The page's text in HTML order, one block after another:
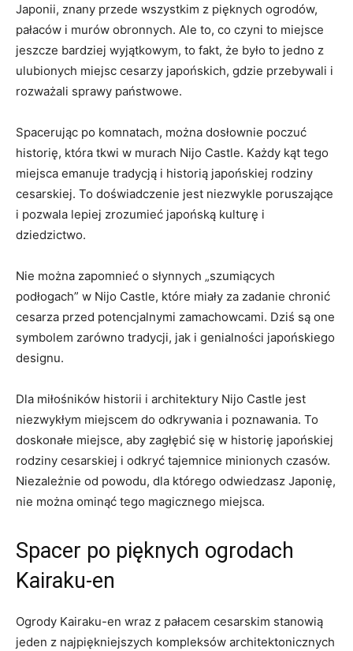
Japonii, znany przede wszystkim z pięknych ogrodów,
pałaców i murów⁤ obronnych. Ale to, co czyni to miejsce
jeszcze bardziej wyjątkowym, ‍to fakt, że było to jedno ⁢z
ulubionych miejsc cesarzy japońskich, gdzie ⁤przebywali i
rozważali sprawy państwowe.
Spacerując po komnatach, można dosłownie ​poczuć
historię, która tkwi w murach Nijo Castle. Każdy ‌kąt tego
miejsca ‍emanuje tradycją i historią japońskiej rodziny
cesarskiej. To doświadczenie jest niezwykle poruszające
i pozwala ‍lepiej zrozumieć japońską kulturę i
dziedzictwo.
Nie można zapomnieć o słynnych „szumiących
podłogach” w Nijo Castle, które miały za zadanie⁤ chronić
cesarza⁤ przed potencjalnymi ‍zamachowcami. Dziś‍ są ​one
symbolem zarówno tradycji, jak i genialności japońskiego
designu.
Dla miłośników ⁤historii i architektury Nijo Castle jest
niezwykłym miejscem do odkrywania i poznawania. To
doskonałe miejsce, aby zagłębić się w historię japońskiej
rodziny cesarskiej i odkryć tajemnice minionych ⁤czasów.
Niezależnie od powodu, dla którego odwiedzasz Japonię,
nie można ominąć ‌tego magicznego miejsca.
Spacer po pięknych ogrodach
Kairaku-en
Ogrody Kairaku-en wraz z ⁤pałacem cesarskim ⁤stanowią
‌jeden z najpiękniejszych kompleksów architektonicznych